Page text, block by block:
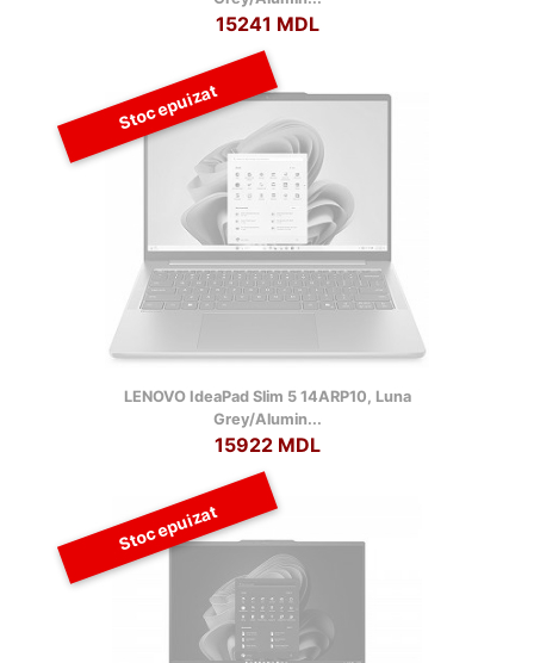
15241 MDL
Stoc epuizat
LENOVO IdeaPad Slim 5 14ARP10, Luna
Grey/Alumin...
15922 MDL
Stoc epuizat